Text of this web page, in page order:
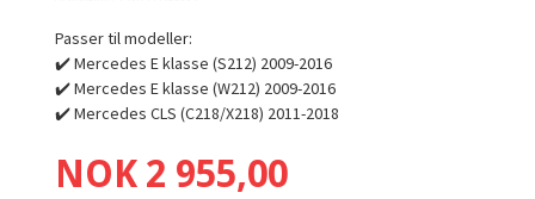
Passer til modeller:
✔️ Mercedes E klasse (S212) 2009-2016
✔️ Mercedes E klasse (W212) 2009-2016
✔️ Mercedes CLS (C218/X218) 2011-2018
Pris
NOK 2 955,00